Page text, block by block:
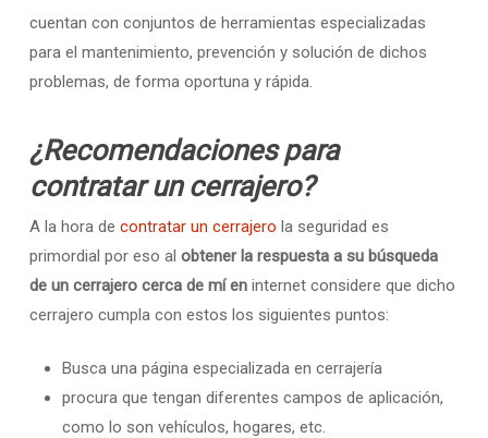
cuentan con conjuntos de herramientas especializadas
para el mantenimiento, prevención y solución de dichos
problemas, de forma oportuna y rápida.
¿Recomendaciones para
contratar un cerrajero?
A la hora de contratar un cerrajero la seguridad es
primordial por eso al obtener la respuesta a su búsqueda
de un cerrajero cerca de mí eninternet considere que dicho
cerrajero cumpla con estos los siguientes puntos:
Busca una página especializada en cerrajería
procura que tengan diferentes campos de aplicación,
como lo son vehículos, hogares, etc.